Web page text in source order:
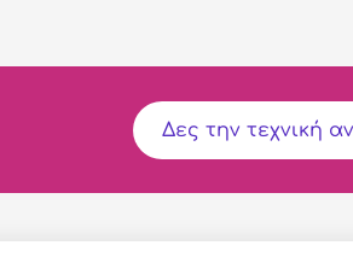
Δες την τεχνική